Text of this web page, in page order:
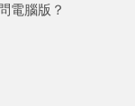
電腦版？